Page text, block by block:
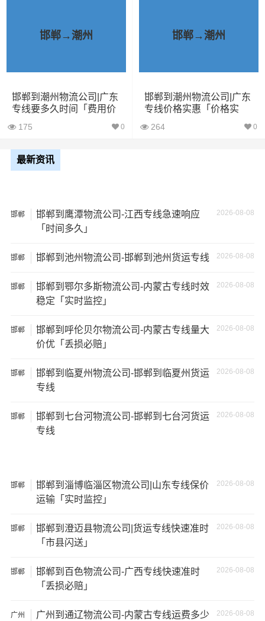
3、服务质量差：不靠谱的物流公司可能会提供劣质的服
务，例如不及时回复客户咨询、不提供准确的物流信息
4、安全风险：不靠谱的物流公司可能会存在安全风险，例
5、经济损失：如果你的包裹在运输过程中丢失或损坏，你
可能需要支付额外的费用来修复或替换物品，导致经济损
需详细了解最低资费请电话咨询。
★ 由于货运运输比较特殊，请您托运之前仔细清点您所托
运的所有物品；如果您的货物需要临时存放，请尽早最快
★ 为了提高邯郸到潮州货运公司
意见汇报于您，非常感谢您对我们的支持，我们将为客户
邯郸→潮州
邯郸到潮州物流公司|广东
专线要多久时间「费用价
175 0
邯郸→潮州
邯郸到潮州物流公司|广东
专线价格实惠「价格实
264 0
最新资讯
邯郸 2026-08-08
邯郸到鹰潭物流公司-江西专线急速响应
「时间多久」
邯郸 2026-08-08
邯郸到池州物流公司-邯郸到池州货运专线
邯郸 2026-08-08
邯郸到鄂尔多斯物流公司-内蒙古专线时效
稳定「实时监控」
邯郸 2026-08-08
邯郸到呼伦贝尔物流公司-内蒙古专线量大
价优「丢损必赔」
邯郸 2026-08-08
邯郸到临夏州物流公司-邯郸到临夏州货运
专线
邯郸 2026-08-08
邯郸到七台河物流公司-邯郸到七台河货运
专线
邯郸 2026-08-08
邯郸到淄博临淄区物流公司|山东专线保价
运输「实时监控」
邯郸 2026-08-08
邯郸到澄迈县物流公司|货运专线快速准时
「市县闪送」
邯郸 2026-08-08
邯郸到百色物流公司-广西专线快速准时
「丢损必赔」
广州 2026-08-08
广州到通辽物流公司-内蒙古专线运费多少